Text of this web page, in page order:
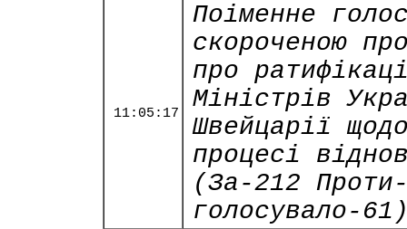
11:05:17
Поіменне
скороченою
про
Міністрів
Швейцарії
процесі
(За-212
голосувало-